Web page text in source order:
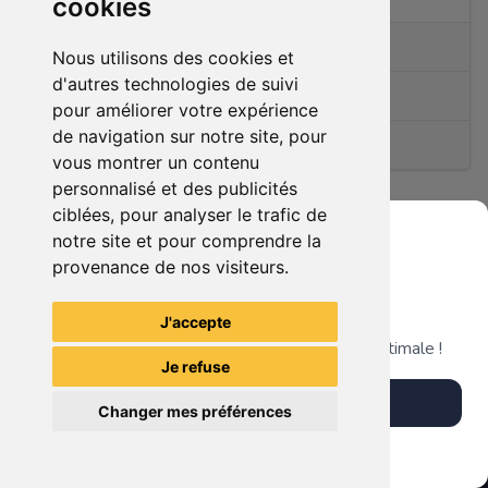
cookies
Nous utilisons des cookies et
d'autres technologies de suivi
pour améliorer votre expérience
de navigation sur notre site, pour
vous montrer un contenu
personnalisé et des publicités
ciblées, pour analyser le trafic de
notre site et pour comprendre la
provenance de nos visiteurs.
J'accepte
Je refuse
Changer mes préférences
articles en vente
Membre depuis le03/05/2023
(1)
Ce membre n'a pas encore d'article en vente.
Grenier du Geek
Télécharge notre app pour une expérience optimale !
Télécharger l'app